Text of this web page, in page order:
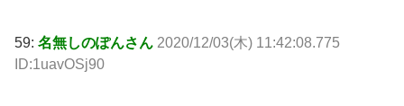
59: 名無しのぽんさん 2020/12/03(木) 11:42:08.775
ID:1uavOSj90